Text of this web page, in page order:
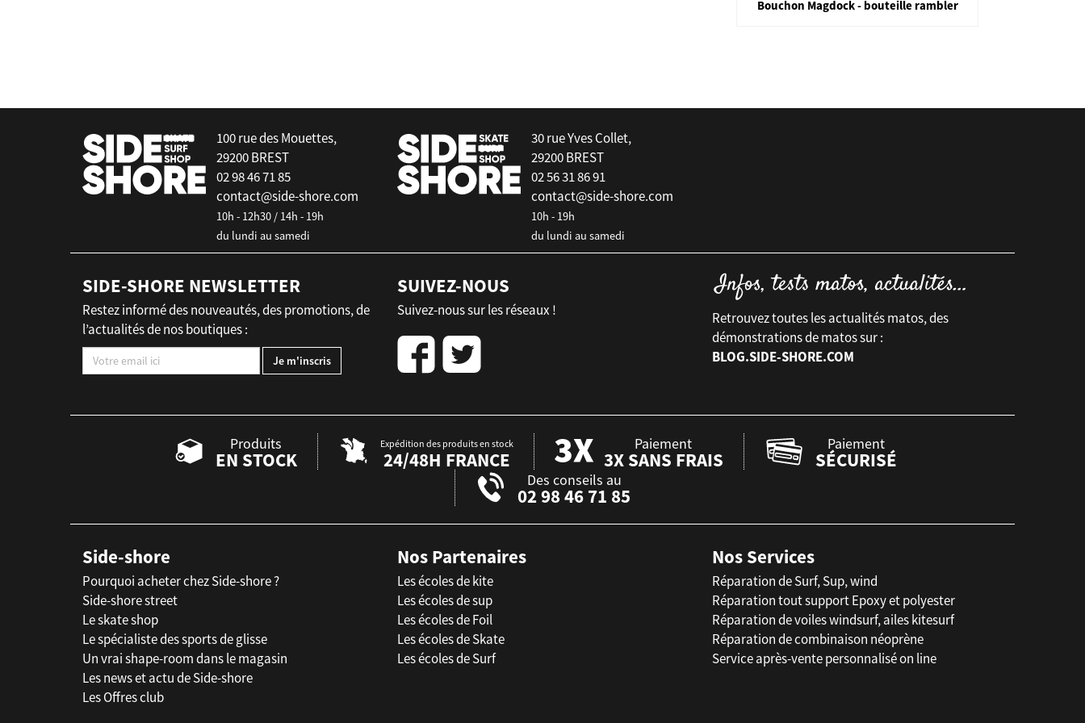
Bouchon Magdock - bouteille rambler
100 rue des Mouettes,
29200 BREST
02 98 46 71 85
contact@side-shore.com
10h - 12h30 / 14h - 19h
du lundi au samedi
30 rue Yves Collet,
29200 BREST
02 56 31 86 91
contact@side-shore.com
10h - 19h
du lundi au samedi
SIDE-SHORE NEWSLETTER
Restez informé des nouveautés, des promotions, de
l’actualités de nos boutiques :
SUIVEZ-NOUS
Suivez-nous sur les réseaux !
Retrouvez toutes les actualités matos, des
démonstrations de matos sur :
BLOG.SIDE-SHORE.COM
Produits
EN STOCK
Expédition des produits en stock
24/48H FRANCE
Paiement
3X SANS FRAIS
Paiement
SÉCURISÉ
Des conseils au
02 98 46 71 85
Side-shore
Pourquoi acheter chez Side-shore ?
Side-shore street
Le skate shop
Le spécialiste des sports de glisse
Un vrai shape-room dans le magasin
Les news et actu de Side-shore
Les Offres club
Nos Partenaires
Les écoles de kite
Les écoles de sup
Les écoles de Foil
Les écoles de Skate
Les écoles de Surf
Nos Services
Réparation de Surf, Sup, wind
Réparation tout support Epoxy et polyester
Réparation de voiles windsurf, ailes kitesurf
Réparation de combinaison néoprène
Service après-vente personnalisé on line